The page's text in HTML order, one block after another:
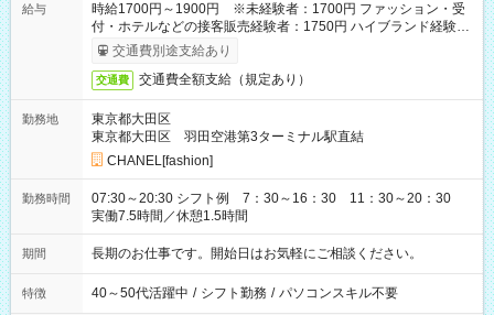
給与
時給1700円～1900円 ※未経験者：1700円 ファッション・受
付・ホテルなどの接客販売経験者：1750円 ハイブランド経験
者：1800円 シャネル経験者：1900円
交通費別途支給あり
交通費 交通費全額支給（規定あり）
勤務地
東京都大田区
東京都大田区 羽田空港第3ターミナル駅直結
CHANEL[fashion]
勤務時間
07:30～20:30 シフト例 7：30～16：30 11：30～20：30
実働7.5時間／休憩1.5時間
期間 長期のお仕事です。開始日はお気軽にご相談ください。
特徴 40～50代活躍中 / シフト勤務 / パソコンスキル不要